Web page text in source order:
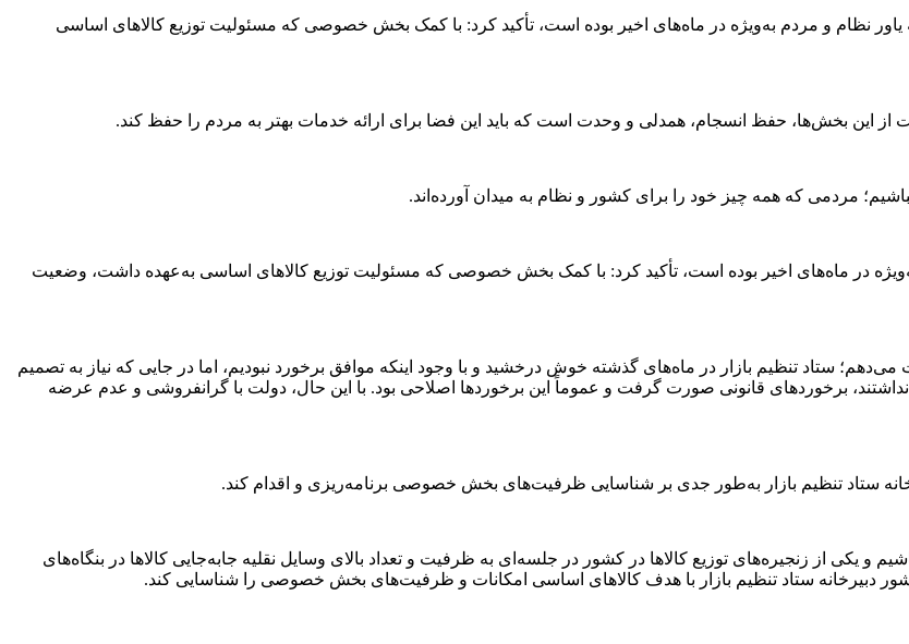
نظام و مردم به‌ویژه در ماه‌های اخیر بوده است، تأکید کرد: با کمک بخش خصوصی که مسئولیت توزیع کالا‌های اساسی
این بخش‌ها، حفظ انسجام، همدلی و وحدت است که باید این فضا برای ارائه خدمات بهتر به مردم را حفظ کند.
مردمی که همه چیز خود را برای کشور و نظام به میدان آورده‌اند.
در ماه‌های اخیر بوده است، تأکید کرد: با کمک بخش خصوصی که مسئولیت توزیع کالا‌های اساسی به‌عهده داشت، وضعیت
ستاد تنظیم بازار در ماه‌های گذشته خوش درخشید و با وجود اینکه موافق برخورد نبودیم، اما در جایی که نیاز به تصمیم
برخورد‌های قانونی صورت گرفت و عموماً این برخورد‌ها اصلاحی بود. با این حال، دولت با گرانفروشی و عدم عرضه
ستاد تنظیم بازار به‌طور جدی بر شناسایی ظرفیت‌های بخش خصوصی برنامه‌ریزی و اقدام کند.
و یکی از زنجیره‌های توزیع کالا‌ها در کشور در جلسه‌ای به ظرفیت و تعداد بالای وسایل نقلیه جابه‌جایی کالا‌ها در بنگاه‌های
دبیرخانه ستاد تنظیم بازار با هدف کالا‌های اساسی امکانات و ظرفیت‌های بخش خصوصی را شناسایی کند.